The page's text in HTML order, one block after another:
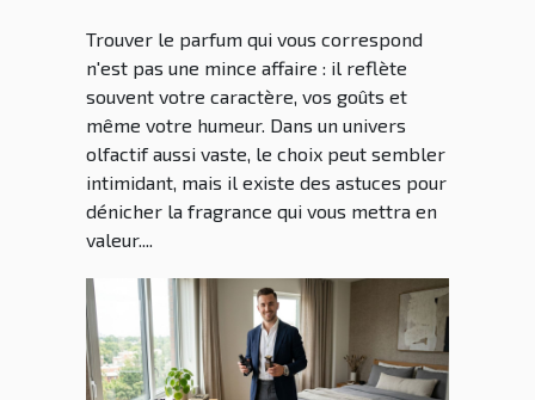
Trouver le parfum qui vous correspond
n'est pas une mince affaire : il reflète
souvent votre caractère, vos goûts et
même votre humeur. Dans un univers
olfactif aussi vaste, le choix peut sembler
intimidant, mais il existe des astuces pour
dénicher la fragrance qui vous mettra en
valeur....